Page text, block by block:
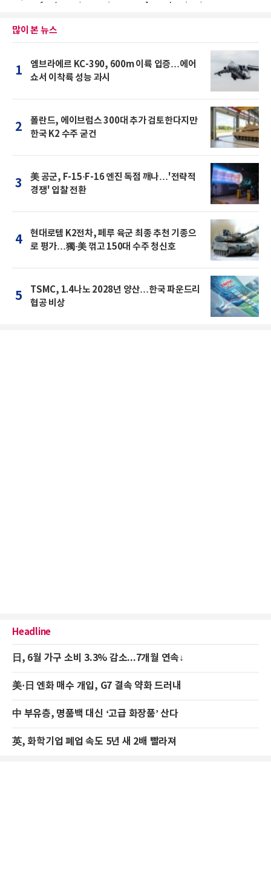
많이 본 뉴스
1
엠브라에르 KC-390, 600m 이륙 입증…에어
쇼서 이착륙 성능 과시
2
폴란드, 에이브럼스 300대 추가 검토한다지만
한국 K2 수주 굳건
3
美 공군, F-15·F-16 엔진 독점 깨나…'전략적
경쟁' 입찰 전환
4
현대로템 K2전차, 페루 육군 최종 추천 기종으
로 평가…獨·美 꺾고 150대 수주 청신호
5
TSMC, 1.4나노 2028년 양산…한국 파운드리
협공 비상
Headline
日, 6월 가구 소비 3.3% 감소...7개월 연속↓
美·日 엔화 매수 개입, G7 결속 약화 드러내
中 부유층, 명품백 대신 ‘고급 화장품’ 산다
英, 화학기업 폐업 속도 5년 새 2배 빨라져